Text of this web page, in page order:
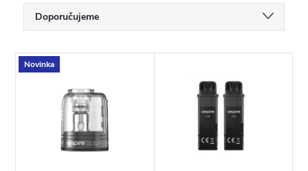
Ř
a
Doporučujeme
Nejdražší
Nejprodávanější
Abecedně
V
Novinka